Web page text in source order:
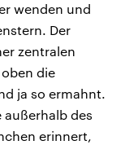
wenden und
Der
zentralen
die
ja so ermahnt.
außerhalb des
erinnert,